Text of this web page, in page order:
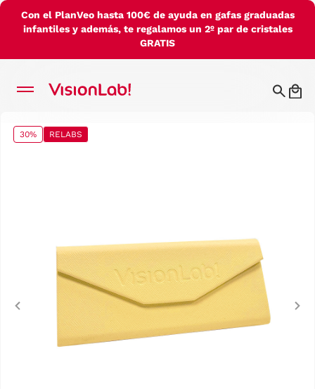
Con el PlanVeo hasta 100€ de ayuda en gafas graduadas
infantiles y además, te regalamos un 2º par de cristales
GRATIS
30% RELABS
Previous